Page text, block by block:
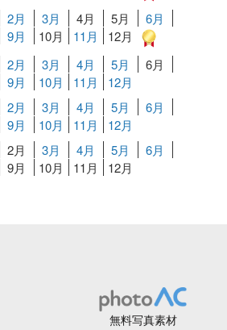
2月 3月 4月 5月
6月
9月 10月 11月 12月
2月 3月 4月 5月
6月
9月 10月 11月 12月
2月 3月 4月 5月
6月
9月 10月 11月 12月
2月 3月 4月 5月
6月
9月 10月 11月 12月
無料写真素材